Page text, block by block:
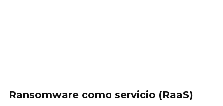
Ransomware como servicio (RaaS)